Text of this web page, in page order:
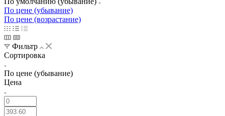
По цене (убывание)
По цене (возрастание)
Фильтр
Сортировка
По цене (убывание)
Цена